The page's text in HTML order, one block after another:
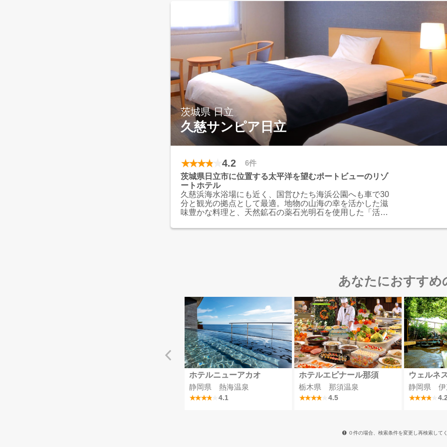
創業より390余年、時代を超えて守り継がれてきた筑波山
江戸屋。都会を離れ、自然に抱かれ、真の安らぎを求める
方へ。格調高い空間、豊かな自然、こだわりのお料理、癒
しの温泉、そして清らかな自然の恵みといった5つの魅力が
あります。訪れたお客様を深い寛ぎへとお誘いいたしま
す。
茨城県 日立
久慈サンピア日立
4.2
6件
茨城県日立市に位置する太平洋を望むポートビューのリゾ
ートホテル
久慈浜海水浴場にも近く、国営ひたち海浜公園へも車で30
分と観光の拠点として最適。地物の山海の幸を活かした滋
味豊かな料理と、天然鉱石の薬石光明石を使用した「活性
あなたにおすすめ
ホテルニューアカオ
静岡県 熱海温泉
4.1
ホテルエピナール那須
栃木県 那須温泉
4.5
静岡県 伊
０件の場合、検索条件を変更し再検索して